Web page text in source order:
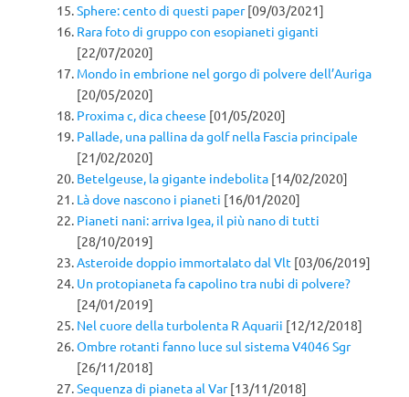
Sphere: cento di questi paper[09/03/2021]
Rara foto di gruppo con esopianeti giganti
[22/07/2020]
Mondo in embrione nel gorgo di polvere dell’Auriga
[20/05/2020]
Proxima c, dica cheese [01/05/2020]
Pallade, una pallina da golf nella Fascia principale
[21/02/2020]
Betelgeuse, la gigante indebolita [14/02/2020]
Là dove nascono i pianeti [16/01/2020]
Pianeti nani: arriva Igea, il più nano di tutti
[28/10/2019]
Asteroide doppio immortalato dal Vlt [03/06/2019]
Un protopianeta fa capolino tra nubi di polvere?
[24/01/2019]
Nel cuore della turbolenta R Aquarii [12/12/2018]
Ombre rotanti fanno luce sul sistema V4046 Sgr
[26/11/2018]
Sequenza di pianeta al Var[13/11/2018]